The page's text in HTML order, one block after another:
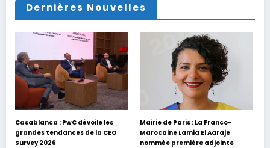
Dernières Nouvelles
Casablanca : PwC dévoile les
grandes tendances de la CEO
Survey 2026
Mairie de Paris : La Franco-
Marocaine Lamia El Aaraje
nommée première adjointe